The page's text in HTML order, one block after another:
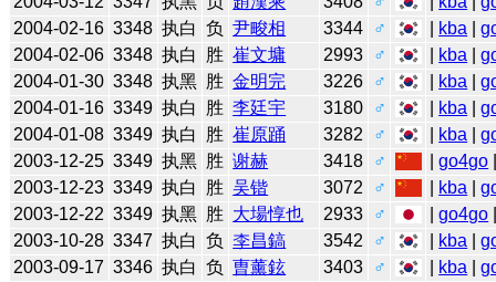
2004-02-16 3348 执白 负 尹畯相 3344 ♂ kba |
2004-02-06 3348 执白 胜 崔文墉 2993 ♂ kba |
2004-01-30 3348 执黑 胜 金明完 3226 ♂ kba |
2004-01-16 3349 执白 胜 李廷宇 3180 ♂ kba |
2004-01-08 3349 执白 胜 崔原踊 3282 ♂ kba |
2003-12-25 3349 执黑 胜 谢赫 3418 ♂ |go4go
2003-12-23 3349 执白 胜 吴锴 3072 ♂ kba |
2003-12-22 3349 执黑 胜 大場惇也 2933 ♂ |go4go
2003-10-28 3347 执白 负 李昌鎬 3542 ♂ kba |
2003-09-17 3346 执白 负 曺薰鉉 3403 ♂ kba |